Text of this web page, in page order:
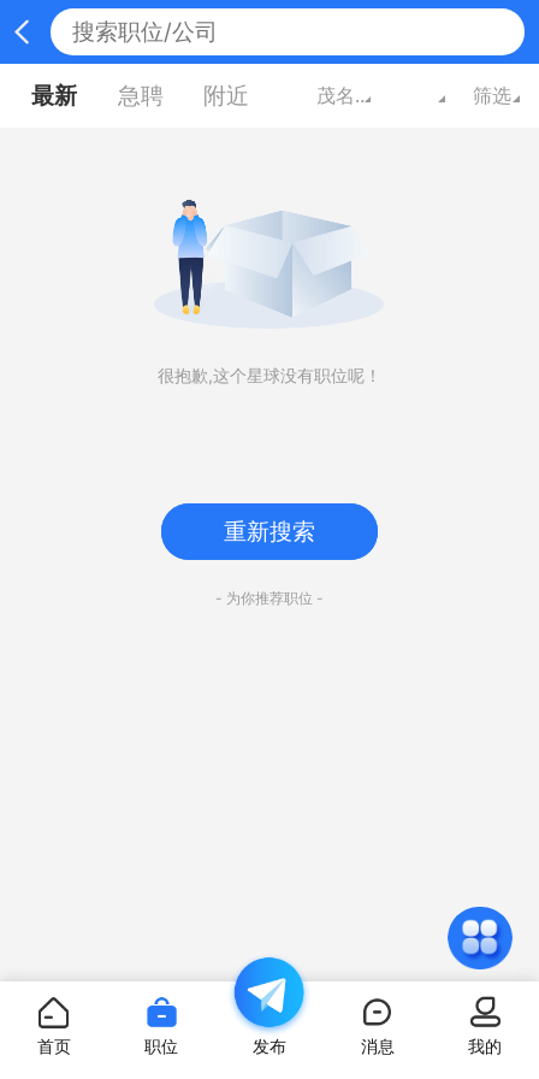
最新 急聘 附近 茂名广东 筛选
很抱歉,这个星球没有职位呢！
重新搜索
- 为你推荐职位 -
首页 职位 发布 消息 我的